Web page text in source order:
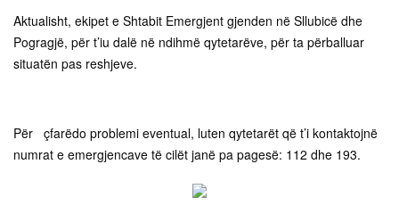
Aktualisht, ekipet e Shtabit Emergjent gjenden në Sllubicë dhe
Pogragjë, për t’iu dalë në ndihmë qytetarëve, për ta përballuar
situatën pas reshjeve.
Për çfarëdo problemi eventual, luten qytetarët që t’i kontaktojnë
numrat e emergjencave të cilët janë pa pagesë: 112 dhe 193.